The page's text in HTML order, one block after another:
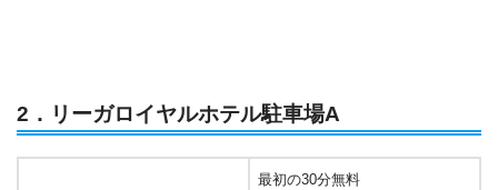
2．リーガロイヤルホテル駐車場A
最初の30分無料